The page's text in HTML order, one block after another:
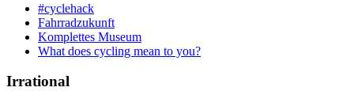
#cyclehack
Fahrradzukunft
Komplettes Museum
What does cycling mean to you?
Irrational